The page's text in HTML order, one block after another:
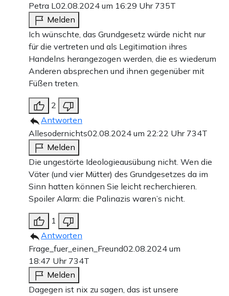
Petra L02.08.2024 um 16:29 Uhr 735T
Melden
Ich wünschte, das Grundgesetz würde nicht nur
für die vertreten und als Legitimation ihres
Handelns herangezogen werden, die es wiederum
Anderen absprechen und ihnen gegenüber mit
Füßen treten.
2
Antworten
Allesodernichts02.08.2024 um 22:22 Uhr 734T
Melden
Die ungestörte Ideologieausübung nicht. Wen die
Väter (und vier Mütter) des Grundgesetzes da im
Sinn hatten können Sie leicht recherchieren.
Spoiler Alarm: die Palinazis waren’s nicht.
1
Antworten
Frage_fuer_einen_Freund02.08.2024 um
18:47 Uhr 734T
Melden
Dagegen ist nix zu sagen, das ist unsere